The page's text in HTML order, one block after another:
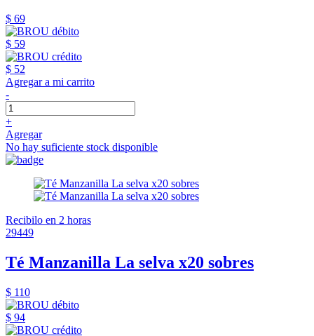
$ 69
$ 59
$ 52
Agregar a mi carrito
-
+
Agregar
No hay suficiente stock disponible
Recibilo en 2 horas
29449
Té Manzanilla La selva x20 sobres
$ 110
$ 94